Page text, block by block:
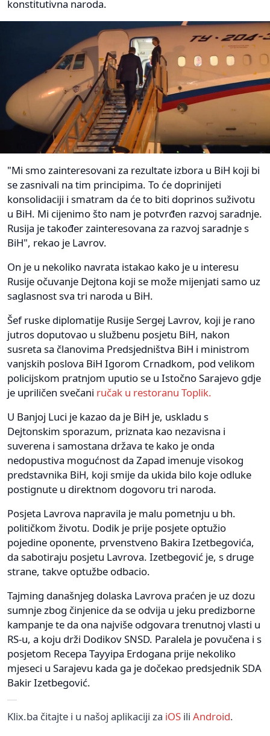
konstitutivna naroda.
"Mi smo zainteresovani za rezultate izbora u BiH koji bi
se zasnivali na tim principima. To će doprinijeti
konsolidaciji i smatram da će to biti doprinos suživotu
u BiH. Mi cijenimo što nam je potvrđen razvoj saradnje.
Rusija je također zainteresovana za razvoj saradnje s
BiH", rekao je Lavrov.
On je u nekoliko navrata istakao kako je u interesu
Rusije očuvanje Dejtona koji se može mijenjati samo uz
saglasnost sva tri naroda u BiH.
Šef ruske diplomatije Rusije Sergej Lavrov, koji je rano
jutros doputovao u službenu posjetu BiH, nakon
susreta sa članovima Predsjedništva BiH i ministrom
vanjskih poslova BiH Igorom Crnadkom, pod velikom
policijskom pratnjom uputio se u Istočno Sarajevo gdje
je upriličen svečani ručak u restoranu Toplik.
U Banjoj Luci je kazao da je BiH je, uskladu s
Dejtonskim sporazum, priznata kao nezavisna i
suverena i samostana država te kako je onda
nedopustiva mogućnost da Zapad imenuje visokog
predstavnika BiH, koji smije da ukida bilo koje odluke
postignute u direktnom dogovoru tri naroda.
Posjeta Lavrova napravila je malu pometnju u bh.
političkom životu. Dodik je prije posjete optužio
pojedine oponente, prvenstveno Bakira Izetbegovića,
da sabotiraju posjetu Lavrova. Izetbegović je, s druge
strane, takve optužbe odbacio.
Tajming današnjeg dolaska Lavrova praćen je uz dozu
sumnje zbog činjenice da se odvija u jeku predizborne
kampanje te da ona najviše odgovara trenutnoj vlasti u
RS-u, a koju drži Dodikov SNSD. Paralela je povučena i s
posjetom Recepa Tayyipa Erdogana prije nekoliko
mjeseci u Sarajevu kada ga je dočekao predsjednik SDA
Bakir Izetbegović.
Klix.ba čitajte i u našoj aplikaciji za iOS ili Android.